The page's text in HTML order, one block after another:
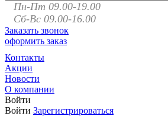
Пн-Пт 09.00-19.00
Сб-Вс 09.00-16.00
Заказать звонок
оформить заказ
Контакты
Акции
Новости
О компании
Войти
Войти Зарегистрироваться